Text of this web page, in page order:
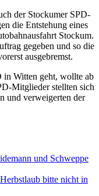
der Stockumer SPD-
die Entstehung eines
Stockum.
gegeben und so die
ausgebremst.
in Witten geht, wollte ab
Mitglieder stellten sich
und verweigerten der
und Schweppe
bitte nicht in